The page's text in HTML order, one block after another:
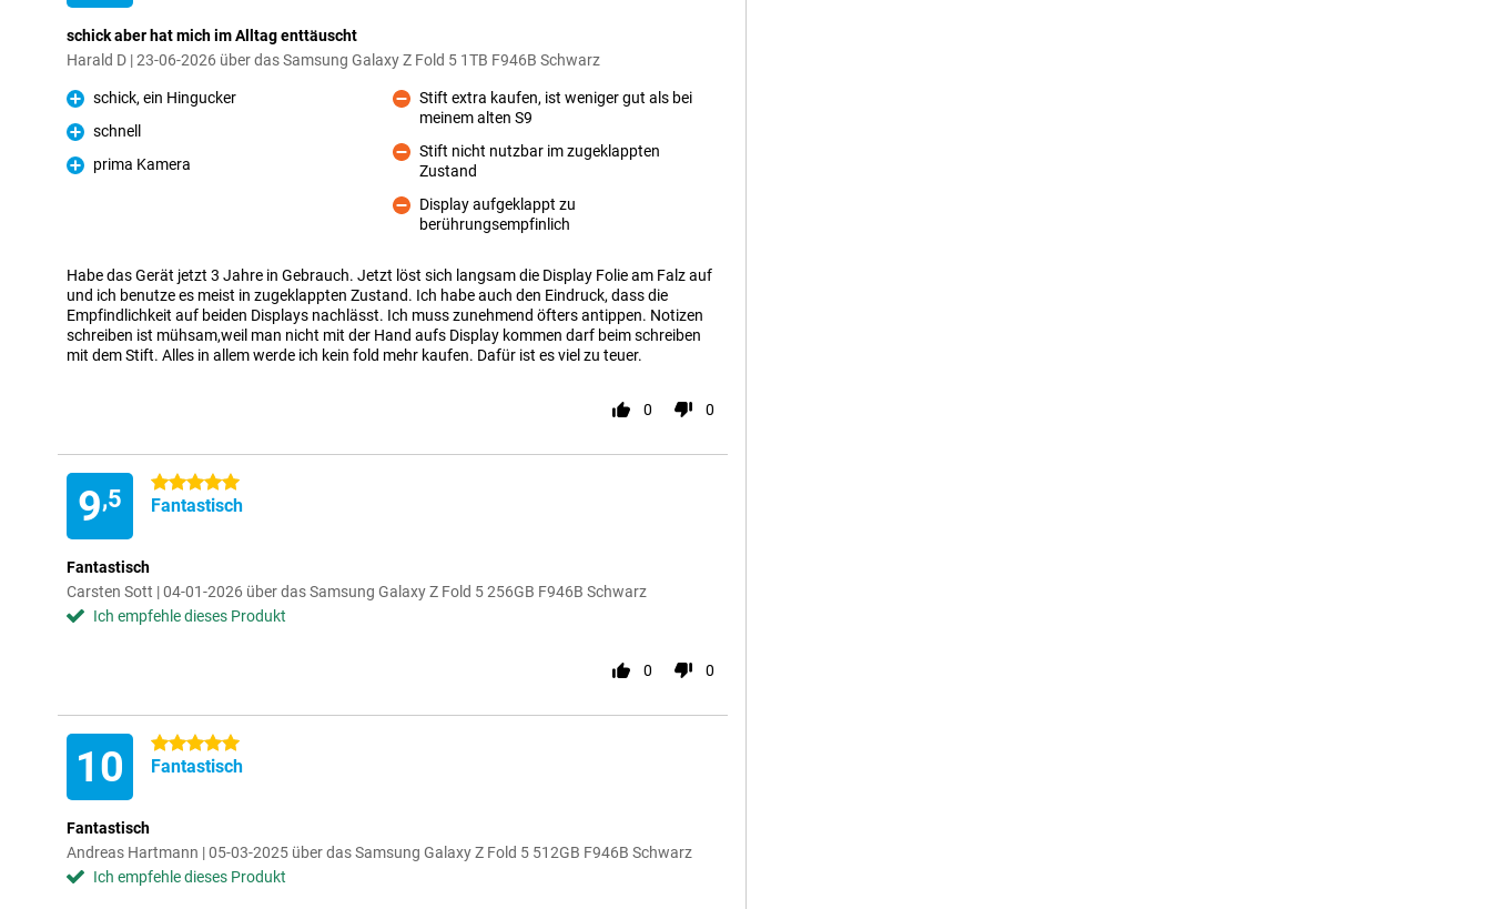
schick aber hat mich im Alltag enttäuscht
Harald D | 23-06-2026 über das Samsung Galaxy Z Fold 5 1TB F946B Schwarz
Pro
schick, ein Hingucker
Pro
schnell
Pro
prima Kamera
Kontra
Stift extra kaufen, ist weniger gut als bei
meinem alten S9
Kontra
Stift nicht nutzbar im zugeklappten
Zustand
Kontra
Display aufgeklappt zu
berührungsempfinlich
Habe das Gerät jetzt 3 Jahre in Gebrauch. Jetzt löst sich langsam die Display Folie am Falz auf
und ich benutze es meist in zugeklappten Zustand. Ich habe auch den Eindruck, dass die
Empfindlichkeit auf beiden Displays nachlässt. Ich muss zunehmend öfters antippen. Notizen
schreiben ist mühsam,weil man nicht mit der Hand aufs Display kommen darf beim schreiben
mit dem Stift. Alles in allem werde ich kein fold mehr kaufen. Dafür ist es viel zu teuer.
0 0
9,5
5 Sterne
Fantastisch
Fantastisch
Carsten Sott | 04-01-2026 über das Samsung Galaxy Z Fold 5 256GB F946B Schwarz
Ich empfehle dieses Produkt
0 0
10 5 Sterne
Fantastisch
Fantastisch
Andreas Hartmann | 05-03-2025 über das Samsung Galaxy Z Fold 5 512GB F946B Schwarz
Ich empfehle dieses Produkt